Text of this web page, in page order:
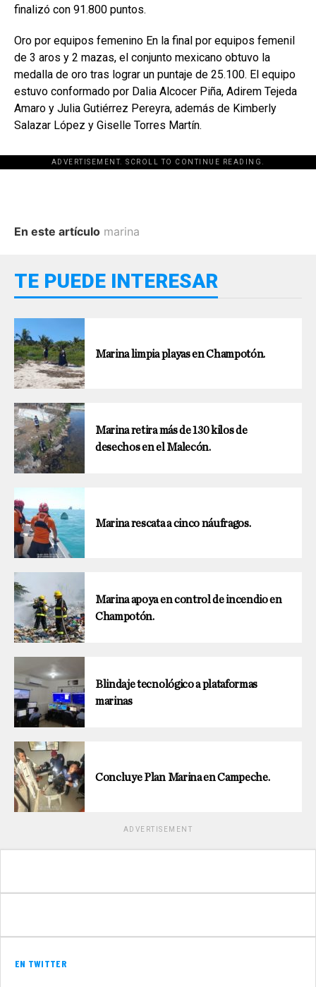
finalizó con 91.800 puntos.
Oro por equipos femenino En la final por equipos femenil
de 3 aros y 2 mazas, el conjunto mexicano obtuvo la
medalla de oro tras lograr un puntaje de 25.100. El equipo
estuvo conformado por Dalia Alcocer Piña, Adirem Tejeda
Amaro y Julia Gutiérrez Pereyra, además de Kimberly
Salazar López y Giselle Torres Martín.
ADVERTISEMENT. SCROLL TO CONTINUE READING.
En este artículo marina
TE PUEDE INTERESAR
Marina limpia playas en Champotón.
Marina retira más de 130 kilos de
desechos en el Malecón.
Marina rescata a cinco náufragos.
Marina apoya en control de incendio en
Champotón.
Blindaje tecnológico a plataformas
marinas
Concluye Plan Marina en Campeche.
ADVERTISEMENT
EN TWITTER